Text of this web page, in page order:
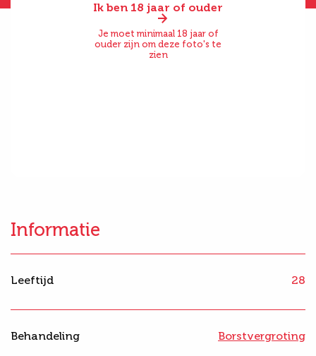
Ik ben 18 jaar of ouder
Je moet minimaal 18 jaar of
ouder zijn om deze foto's te
zien
Informatie
Leeftijd 28
Behandeling Borstvergroting